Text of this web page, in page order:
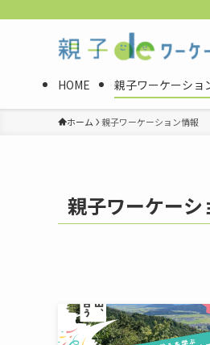
HOME 親子ワーケーショ
ホーム 親子ワーケーション情報
親子ワーケーシ